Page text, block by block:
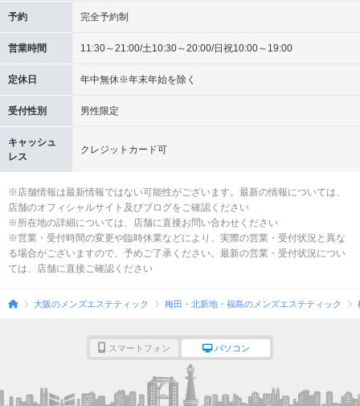
予約 完全予約制
営業時間 11:30～21:00/土10:30～20:00/日祝10:00～19:00
定休日 年中無休※年末年始を除く
受付性別 男性限定
キャッシュ
レス
クレジットカード可
※店舗情報は最新情報ではない可能性がございます。最新の情報については、
店舗のオフィシャルサイト及びブログをご確認ください
※所在地の詳細については、店舗に直接お問い合わせください
※営業・受付時間の変更や臨時休業などにより、実際の営業・受付状況と異な
る場合がございますので、予めご了承ください。最新の営業・受付状況につい
ては、店舗に直接ご確認ください
大阪のメンズエステティック 梅田・北新地・福島のメンズエステティック
スマートフォン パソコン